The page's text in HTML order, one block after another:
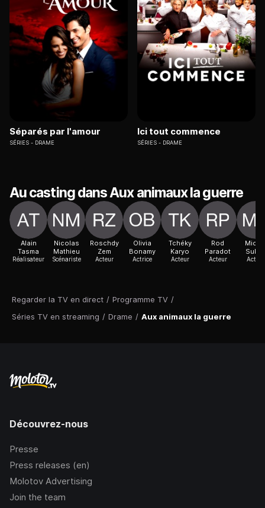
Regarder la TV en direct / Programme TV /
Séries TV en streaming / Drame / Aux animaux la guerre
Séparés par l'amour
SÉRIES DRAME
Ici tout commence
SÉRIES DRAME
Au casting dans Aux animaux la guerre
Alain
Tasma
Réalisateur
Nicolas
Mathieu
Scénariste
Roschdy
Zem
Acteur
Olivia
Bonamy
Actrice
Tchéky
Karyo
Acteur
Rod
Paradot
Acteur
Subor
Acteur
Découvrez-nous
Presse
Press releases (en)
Molotov Advertising
Join the team